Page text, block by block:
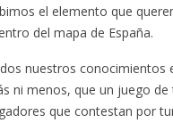
el elemento que
del mapa de España.
nuestros
ni menos, que un juego
que contestan por